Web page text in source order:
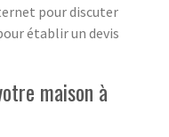
pour discuter
établir un devis
maison à